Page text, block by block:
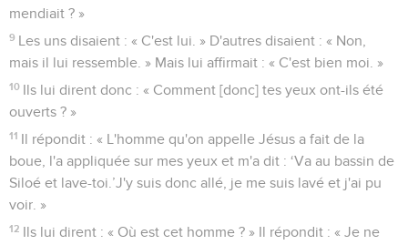
mendiait ? »
9 Les uns disaient : « C'est lui. » D'autres disaient : « Non,
mais il lui ressemble. » Mais lui affirmait : « C'est bien moi. »
10 Ils lui dirent donc : « Comment [donc] tes yeux ont-ils été
ouverts ? »
11 Il répondit : « L'homme qu'on appelle Jésus a fait de la
boue, l'a appliquée sur mes yeux et m'a dit : ‘Va au bassin de
Siloé et lave-toi.’J'y suis donc allé, je me suis lavé et j'ai pu
voir. »
12 Ils lui dirent : « Où est cet homme ? » Il répondit : « Je ne